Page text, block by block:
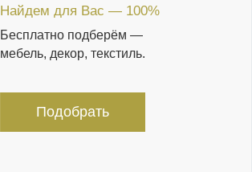
Найдем для Вас — 100%
Бесплатно подберём —
мебель, декор, текстиль.
Подобрать